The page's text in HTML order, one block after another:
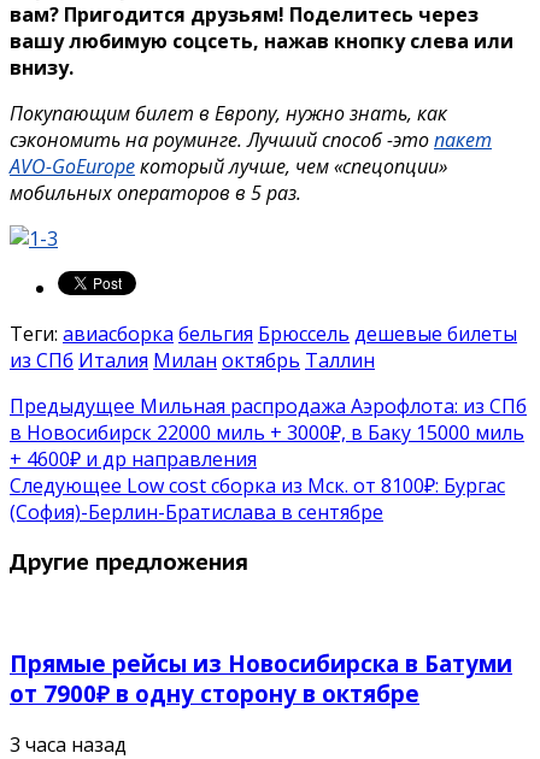
вам? Пригодится друзьям! Поделитесь через
вашу любимую соцсеть, нажав кнопку слева или
внизу.
Покупающим билет в Европу, нужно знать, как
сэкономить на роуминге. Лучший способ -этопакет
AVO-GoEuropeкоторый лучше, чем «спецопции»
мобильных операторов в 5 раз.
Теги: авиасборка бельгия Брюссель дешевые билеты
из СПб Италия Милан октябрь Таллин
Предыдущее Мильная распродажа Аэрофлота: из СПб
в Новосибирск 22000 миль + 3000₽, в Баку 15000 миль
+ 4600₽ и др направления
Следующее Low cost сборка из Мск. от 8100₽: Бургас
(София)-Берлин-Братислава в сентябре
Другие предложения
Прямые рейсы из Новосибирска в Батуми
от 7900₽ в одну сторону в октябре
3 часа назад